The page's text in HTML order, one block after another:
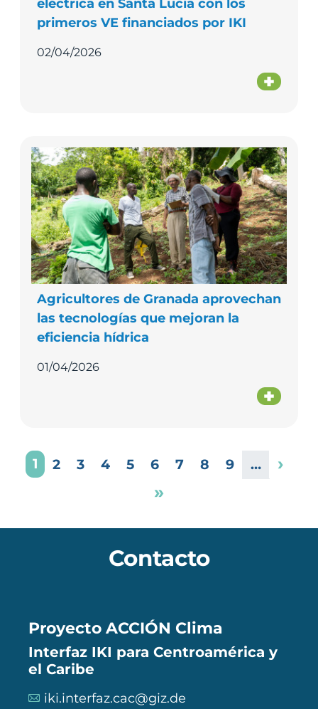
eléctrica en Santa Lucía con los
primeros VE financiados por IKI
02/04/2026
Agricultores de Granada aprovechan
las tecnologías que mejoran la
eficiencia hídrica
01/04/2026
Paginación
Page
1 Page
2 Page
3 Page
4 Page
5 Page
6 Page
7 Page
8 Page
9 …
›
Última página
»
Contacto
Proyecto ACCIÓN Clima
Interfaz IKI para Centroamérica y
el Caribe
iki.interfaz.cac@giz.de